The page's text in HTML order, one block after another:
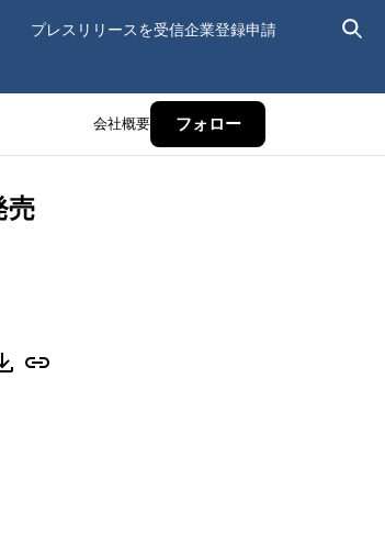
プレスリリースを受信企業登録申請
会社概要 フォロー
売